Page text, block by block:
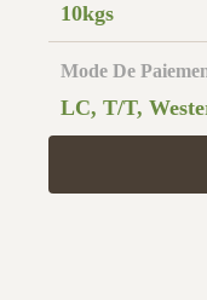
10kgs
Mode De
LC, T/T,